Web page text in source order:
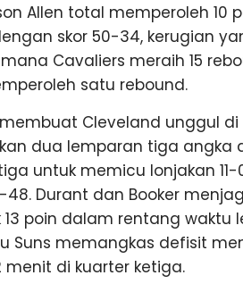
Allen total memperoleh 10
skor 50-34, kerugian
Cavaliers meraih 15
satu rebound.
membuat Cleveland unggul
dua lemparan tiga angka
untuk memicu lonjakan
Durant dan Booker
poin dalam rentang waktu
Suns memangkas defisit
menit di kuarter ketiga.